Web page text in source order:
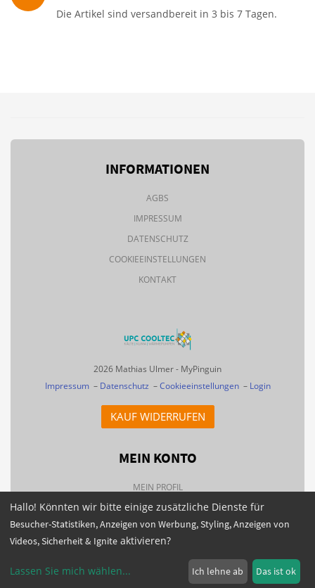
Die Artikel sind versandbereit in 3 bis 7 Tagen.
INFORMATIONEN
AGBS
IMPRESSUM
DATENSCHUTZ
COOKIEEINSTELLUNGEN
KONTAKT
2026 Mathias Ulmer - MyPinguin
Impressum– Datenschutz –Cookieeinstellungen– Login
KAUF WIDERRUFEN
MEIN KONTO
MEIN PROFIL
BESTELLHISTORIE
FAQS
NEWSLETTER
Hallo! Könnten wir bitte einige zusätzliche Dienste für
Besucher-Statistiken, Anzeigen von Werbung, Styling, Anzeigen von
Videos, Sicherheit & Ignite aktivieren?
Lassen Sie mich wählen... Ich lehne ab Das ist ok